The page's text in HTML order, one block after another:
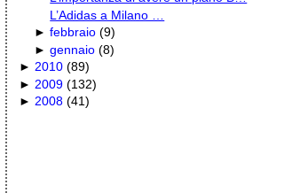
L’Adidas a Milano …
►febbraio (9)
►gennaio (8)
►2010 (89)
► 2009 (132)
►2008 (41)